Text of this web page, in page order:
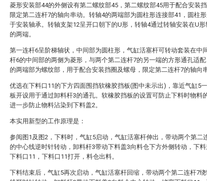
菱形安装部44的外侧设有第二螺纹部45，第二螺纹部45用于配合安装挡
限定第二连杆7的轴向串动。转轴4的两端部为圆柱形连接部41，圆柱
于安装轴承。转轴支架12呈开口朝下的U形，转轴4通过转轴安装在U
的两端。
第一连杆6呈阶梯轴状，中间部为圆柱形，气缸活塞杆可转动套装在中
杆6的中间部的两侧为菱形，与两个第二连杆7的另一端的方形通孔适
的两端部为螺纹部，用于配合安装挡圈及螺母，限定第二连杆7的轴向串
优选在下料口11的下方四面围挡软橡胶挡板(图中未示出)，靠近气缸5
板开设用于通过卸料杆3的通孔。软橡胶挡板的设置可防止下料时物料
进一步防止物料沾染到下料盖2。
本实用新型的工作原理是：
参阅图1及图2，下料时，气缸5启动，气缸活塞杆伸出，带动两个第二
的中心线逆时针转动，卸料杆3带动下料盖3向料仓下方外侧转动，下
下料口11，下料口11打开，料仓出料。
下料结束后，气缸5再次启动，气缸活塞杆回缩，带动两个第二连杆7